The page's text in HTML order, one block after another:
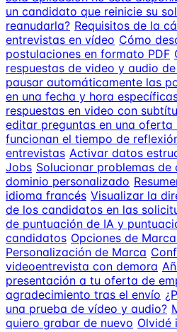
un candidato que reinicie su
reanudarla? Requisitos de la
entrevistas en vídeo Cómo
postulaciones en formato PDF
respuestas de video y audio
pausar automáticamente las
en una fecha y hora
respuestas en video con
editar preguntas en una oferta
funcionan el tiempo de
entrevistas Activar datos
Jobs Solucionar problemas de
dominio personalizado
idioma francés Visualizar la
de los candidatos en las
de puntuación de IA y
candidatos Opciones de
Personalización de Marca
videoentrevista con demora
presentación a tu oferta de
agradecimiento tras el envío
una prueba de vídeo y audio?
quiero grabar de nuevo Olvidé